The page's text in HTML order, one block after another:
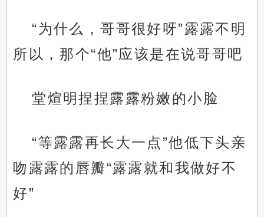
“为什么，哥哥很好呀”露露不明
所以，那个“他”应该是在说哥哥吧
堂煊明捏捏露露粉嫩的小脸
“等露露再长大一点”他低下头亲
吻露露的唇瓣“露露就和我做好不
好”